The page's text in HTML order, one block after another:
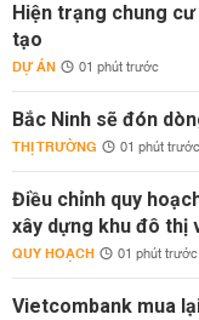
Hiện trạng chung
tạo
DỰ ÁN 01 phút trước
Bắc Ninh sẽ đón
THỊ TRƯỜNG 01 phút trước
Điều chỉnh quy
xây dựng khu đô thị
QUY HOẠCH 01 phút trước
Vietcombank mua